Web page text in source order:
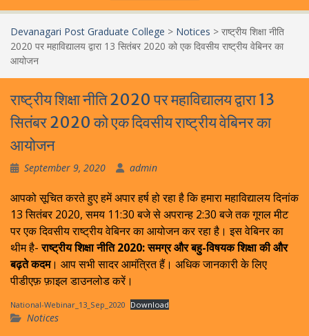
Devanagari Post Graduate College > Notices > राष्ट्रीय शिक्षा नीति
2020 पर महाविद्यालय द्वारा 13 सितंबर 2020 को एक दिवसीय राष्ट्रीय वेबिनर का
आयोजन
राष्ट्रीय शिक्षा नीति 2020 पर महाविद्यालय द्वारा 13
सितंबर 2020 को एक दिवसीय राष्ट्रीय वेबिनर का
आयोजन
September 9, 2020 admin
आपको सूचित करते हुए हमें अपार हर्ष हो रहा है कि हमारा महाविद्यालय दिनांक
13 सितंबर 2020, समय 11:30 बजे से अपरान्ह 2:30 बजे तक गूगल मीट
पर एक दिवसीय राष्ट्रीय वेबिनर का आयोजन कर रहा है। इस वेबिनर का
थीम है-राष्ट्रीय शिक्षा नीति 2020: समग्र और बहु-विषयक शिक्षा की और
बढ़ते कदम। आप सभी सादर आमंत्रित हैं। अधिक जानकारी के लिए
पीडीएफ़ फ़ाइल डाउनलोड करें।
National-Webinar_13_Sep_2020 Download
Notices